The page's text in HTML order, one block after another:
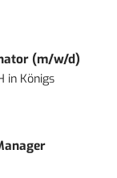
(m/w/d)
in Königs